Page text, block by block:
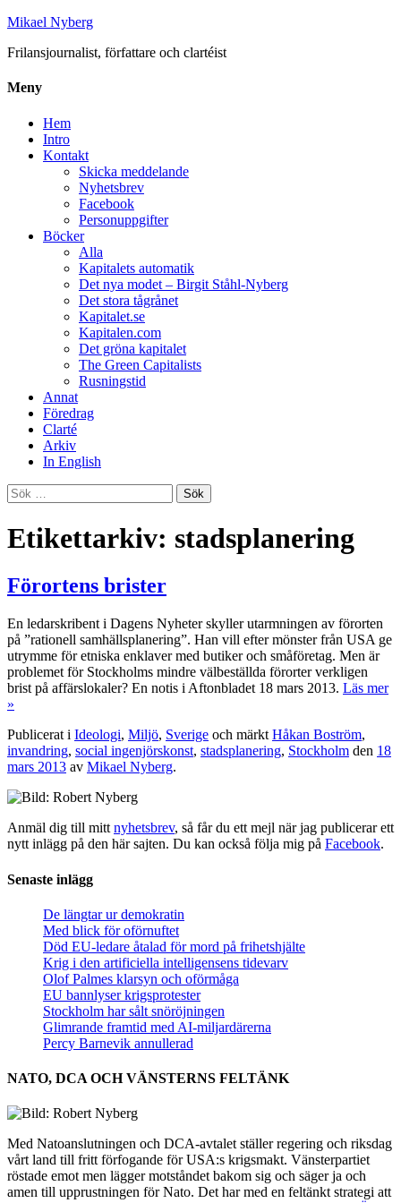
Mikael Nyberg
Frilansjournalist, författare och clartéist
Meny
Hem
Intro
Kontakt
Skicka meddelande
Nyhetsbrev
Facebook
Personuppgifter
Böcker
Alla
Kapitalets automatik
Det nya modet – Birgit Ståhl-Nyberg
Det stora tågrånet
Kapitalet.se
Kapitalen.com
Det gröna kapitalet
The Green Capitalists
Rusningstid
Annat
Föredrag
Clarté
Arkiv
In English
Sök
efter:
Etikettarkiv: stadsplanering
Förortens brister
En ledarskribent i Dagens Nyheter skyller utarmningen av förorten
på ”rationell samhällsplanering”. Han vill efter mönster från USA ge
utrymme för etniska enklaver med butiker och småföretag. Men är
problemet för Stockholms mindre välbeställda förorter verkligen
brist på affärslokaler? En notis i Aftonbladet 18 mars 2013. Läs mer
»
Publicerat i Ideologi, Miljö, Sverige och märkt Håkan Boström,
invandring, social ingenjörskonst, stadsplanering, Stockholm den 18
mars 2013 av Mikael Nyberg.
Anmäl dig till mitt nyhetsbrev, så får du ett mejl när jag publicerar ett
nytt inlägg på den här sajten. Du kan också följa mig på Facebook.
Senaste inlägg
De längtar ur demokratin
Med blick för oförnuftet
Död EU-ledare åtalad för mord på frihetshjälte
Krig i den artificiella intelligensens tidevarv
Olof Palmes klarsyn och oförmåga
EU bannlyser krigsprotester
Stockholm har sålt snöröjningen
Glimrande framtid med AI-miljardärerna
Percy Barnevik annullerad
NATO, DCA OCH VÄNSTERNS FELTÄNK
Med Natoanslutningen och DCA-avtalet ställer regering och riksdag
vårt land till fritt förfogande för USA:s krigsmakt. Vänsterpartiet
röstade emot men lägger motståndet bakom sig och säger ja och
amen till upprustningen för Nato. Det har med en feltänkt strategi att